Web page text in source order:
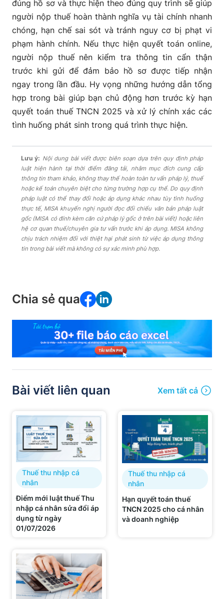
đúng hồ sơ và thực hiện theo đúng quy trình sẽ giúp
người nộp thuế hoàn thành nghĩa vụ tài chính nhanh
chóng, hạn chế sai sót và tránh nguy cơ bị phạt vi
phạm hành chính. Nếu thực hiện quyết toán online,
người nộp thuế nên kiểm tra thông tin cẩn thận
trước khi gửi để đảm bảo hồ sơ được tiếp nhận
ngay trong lần đầu. Hy vọng những hướng dẫn tổng
hợp trong bài giúp bạn chủ động hơn trước kỳ hạn
quyết toán thuế TNCN 2025 và xử lý chính xác các
tình huống phát sinh trong quá trình thực hiện.
Lưu ý: Nội dung bài viết được biên soạn dựa trên quy định pháp
luật hiện hành tại thời điểm đăng tải, nhằm mục đích cung cấp
thông tin tham khảo, không thay thế hoàn toàn tư vấn pháp lý, thuế
hoặc kế toán chuyên biệt cho từng trường hợp cụ thể. Do quy định
pháp luật có thể thay đổi hoặc áp dụng khác nhau tùy tình huống
thực tế, MISA khuyến nghị người đọc đối chiếu văn bản pháp luật
gốc (MISA có đính kèm căn cứ pháp lý gốc ở trên bài viết) hoặc liên
hệ cơ quan thuế/chuyên gia tư vấn trước khi áp dụng. MISA không
chịu trách nhiệm đối với thiệt hại phát sinh từ việc áp dụng thông
tin trong bài viết mà không có sự xác minh phù hợp.
Chia sẻ qua
Bài viết liên quan Xem tất cả
Thuế thu nhập cá
nhân
Điểm mới luật thuế Thu
nhập cá nhân sửa đổi áp
dụng từ ngày
01/07/2026
Thuế thu nhập cá
nhân
Hạn quyết toán thuế
TNCN 2025 cho cá nhân
và doanh nghiệp